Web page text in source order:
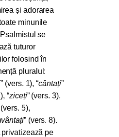
și adorarea
minunile
se
tuturor
folosind în
pluralul:
” (vers. 1), “cântați”
“ziceți” (vers. 3),
(vers. 5),
” (vers. 8).
privatizează pe